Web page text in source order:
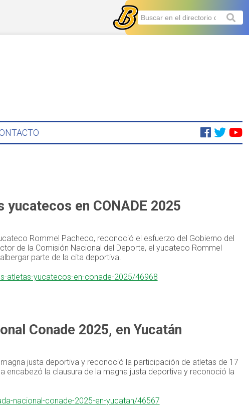
en CONADE 2025
Rommel Pacheco, reconoció el esfuerzo del Gobierno del
de la Comisión Nacional del Deporte, el yucateco Rommel
parte de la cita deportiva.
atletas-yucatecos-en-conade-2025/46968
Conade 2025, en Yucatán
justa deportiva y reconoció la participación de atletas de 17
encabezó la clausura de la magna justa deportiva y reconoció la
nacional-conade-2025-en-yucatan/46567